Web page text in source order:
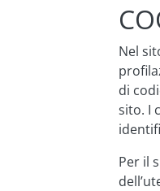
Nel
di
sito. I
Per il